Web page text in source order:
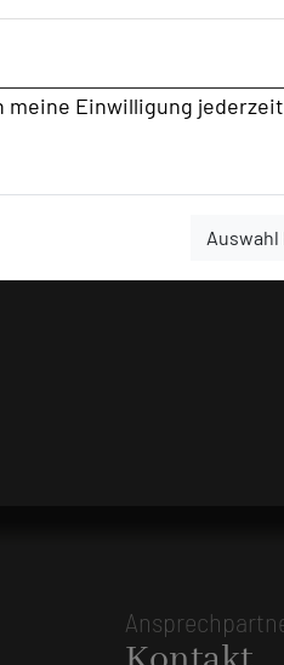
meine Einwilligung